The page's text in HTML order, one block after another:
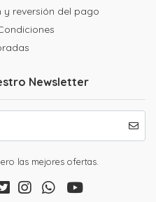
y reversión del pago
Newsletter
las mejores ofertas.